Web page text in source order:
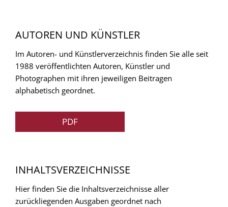
AUTOREN UND KÜNSTLER
Im Autoren- und Künstlerverzeichnis finden Sie alle seit
1988 veröffentlichten Autoren, Künstler und
Photographen mit ihren jeweiligen Beitragen
alphabetisch geordnet.
PDF
INHALTSVERZEICHNISSE
Hier finden Sie die Inhaltsverzeichnisse aller
zurückliegenden Ausgaben geordnet nach